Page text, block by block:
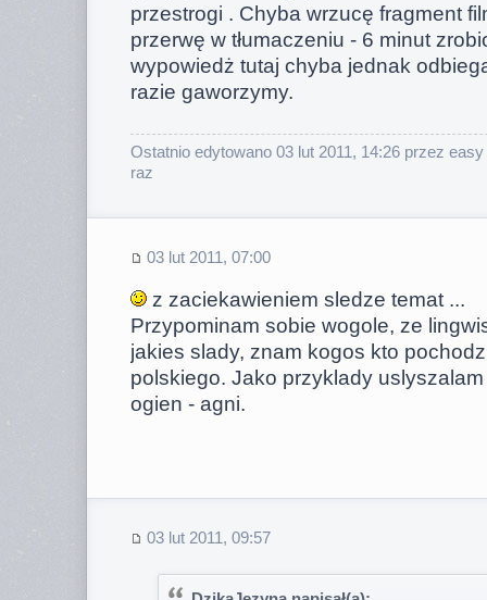
przestrogi . Chyba wrzucę fragment
przerwę w tłumaczeniu - 6 minut
wypowiedż tutaj chyba jednak
razie gaworzymy.
Ostatnio edytowano 03 lut 2011, 14:26 przez
raz
03 lut 2011, 07:00
z zaciekawieniem sledze temat ...
Przypominam sobie wogole, ze
jakies slady, znam kogos kto
polskiego. Jako przyklady
ogien - agni.
03 lut 2011, 09:57